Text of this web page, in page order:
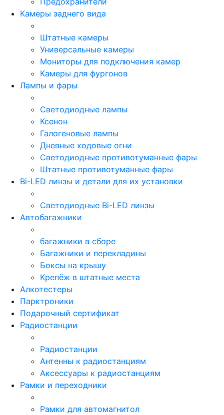
Камеры заднего вида
Штатные камеры
Универсальные камеры
Мониторы для подключения камер
Камеры для фургонов
Лампы и фары
Светодиодные лампы
Ксенон
Галогеновые лампы
Дневные ходовые огни
Светодиодные противотуманные фары
Штатные противотуманные фары
Bi-LED линзы и детали для их установки
Светодиодные Bi-LED линзы
Автобагажники
багажники в сборе
Багажники и перекладины
Боксы на крышу
Крепёж в штатные места
Алкотестеры
Парктроники
Подарочный сертификат
Радиостанции
Радиостанции
Антенны к радиостанциям
Аксессуары к радиостанциям
Рамки и переходники
Рамки для автомагнитол